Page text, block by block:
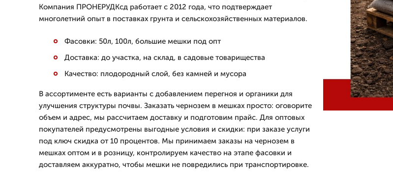
Компания ПРОНЕРУДКсд работает с 2012 года, что подтверждает
многолетний опыт в поставках грунта и сельскохозяйственных материалов.
Фасовки: 50л, 100л, большие мешки под опт
Доставка: до участка, на склад, в садовые товарищества
Качество: плодородный слой, без камней и мусора
В ассортименте есть варианты с добавлением перегноя и органики для
улучшения структуры почвы. Заказать чернозем в мешках просто: оговорите
объем и адрес, мы рассчитаем доставку и подготовим прайс. Для оптовых
покупателей предусмотрены выгодные условия и скидки: при заказе услуги
под ключ скидка от 10 процентов. Мы принимаем заказы на чернозем в
мешках оптом и в розницу, контролируем качество на этапе фасовки и
доставляем аккуратно, чтобы мешки не повредились при транспортировке.